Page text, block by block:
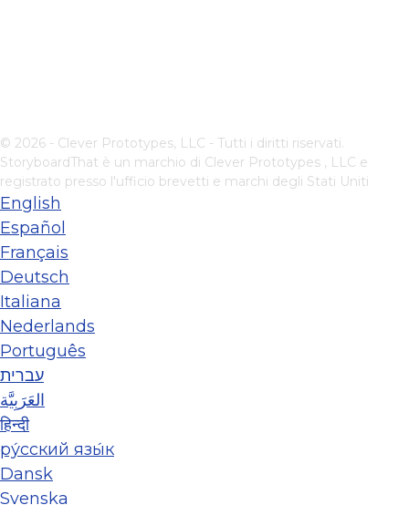
© 2026 - Clever Prototypes, LLC - Tutti i diritti riservati.
StoryboardThat è un marchio di Clever Prototypes , LLC e
registrato presso l'ufficio brevetti e marchi degli Stati Uniti
English
Español
Français
Deutsch
Italiana
Nederlands
Português
עברית
العَرَبِيَّة
हिन्दी
ру́сский язы́к
Dansk
Svenska